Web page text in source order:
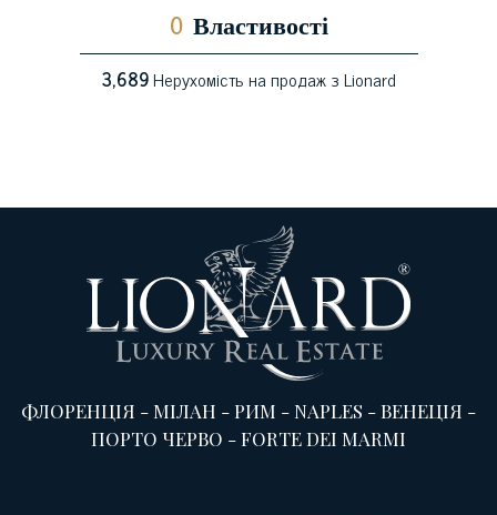
0 Властивості
3,689Нерухомість на продаж з Lionard
ФЛОРЕНЦІЯ -МІЛАН -РИМ -NAPLES -ВЕНЕЦІЯ -
ПОРТО ЧЕРВО -FORTE DEI MARMI